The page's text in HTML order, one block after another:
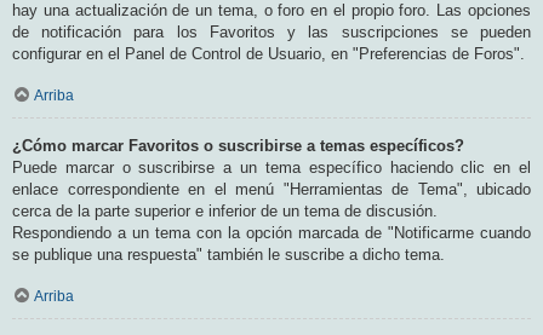
hay una actualización de un tema, o foro en el propio foro. Las opciones
de notificación para los Favoritos y las suscripciones se pueden
configurar en el Panel de Control de Usuario, en "Preferencias de Foros".
Arriba
¿Cómo marcar Favoritos o suscribirse a temas específicos?
Puede marcar o suscribirse a un tema específico haciendo clic en el
enlace correspondiente en el menú "Herramientas de Tema", ubicado
cerca de la parte superior e inferior de un tema de discusión.
Respondiendo a un tema con la opción marcada de "Notificarme cuando
se publique una respuesta" también le suscribe a dicho tema.
Arriba